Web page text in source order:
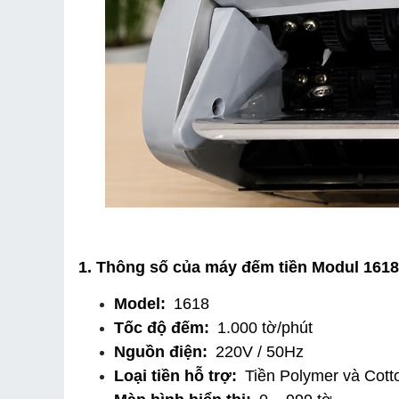
1. Thông số của máy đếm tiền Modul 1618
Model: 1618
Tốc độ đếm: 1.000 tờ/phút
Nguồn điện: 220V / 50Hz
Loại tiền hỗ trợ: Tiền Polymer và